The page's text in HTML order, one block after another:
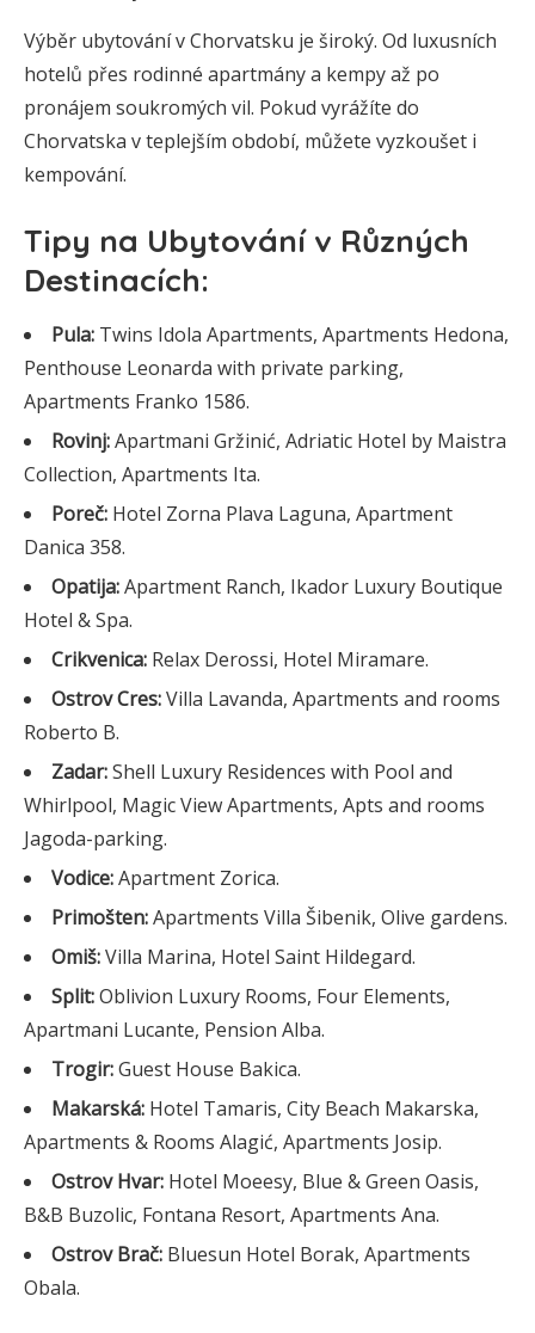
Výběr ubytování v Chorvatsku je široký. Od luxusních
hotelů přes rodinné apartmány a kempy až po
pronájem soukromých vil. Pokud vyrážíte do
Chorvatska v teplejším období, můžete vyzkoušet i
kempování.
Tipy na Ubytování v Různých
Destinacích:
Pula: Twins Idola Apartments, Apartments Hedona,
Penthouse Leonarda with private parking,
Apartments Franko 1586.
Rovinj:Apartmani Gržinić, Adriatic Hotel by Maistra
Collection, Apartments Ita.
Poreč: Hotel Zorna Plava Laguna, Apartment
Danica 358.
Opatija:Apartment Ranch, Ikador Luxury Boutique
Hotel & Spa.
Crikvenica: Relax Derossi, Hotel Miramare.
Ostrov Cres:Villa Lavanda, Apartments and rooms
Roberto B.
Zadar:Shell Luxury Residences with Pool and
Whirlpool, Magic View Apartments, Apts and rooms
Jagoda-parking.
Vodice:Apartment Zorica.
Primošten:Apartments Villa Šibenik, Olive gardens.
Omiš:Villa Marina, Hotel Saint Hildegard.
Split:Oblivion Luxury Rooms, Four Elements,
Apartmani Lucante, Pension Alba.
Trogir:Guest House Bakica.
Makarská: Hotel Tamaris, City Beach Makarska,
Apartments & Rooms Alagić, Apartments Josip.
Ostrov Hvar: Hotel Moeesy, Blue & Green Oasis,
B&B Buzolic, Fontana Resort, Apartments Ana.
Ostrov Brač: Bluesun Hotel Borak, Apartments
Obala.